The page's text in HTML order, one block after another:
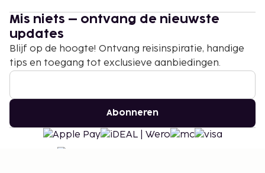
Mis niets – ontvang de nieuwste
updates
Blijf op de hoogte! Ontvang reisinspiratie, handige
tips en toegang tot exclusieve aanbiedingen.
Abonneren